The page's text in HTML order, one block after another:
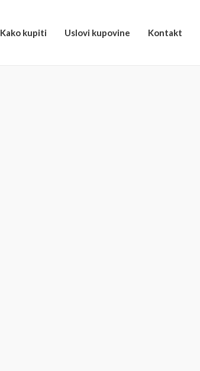
Kako kupiti Uslovi kupovine Kontakt